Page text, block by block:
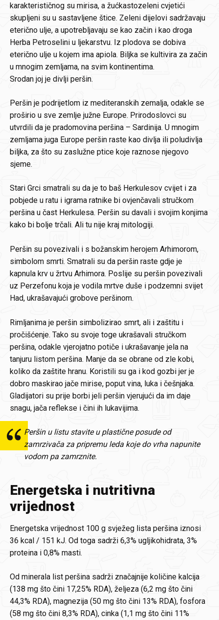
karakterističnog su mirisa, a žućkastozeleni cvjetići
skupljeni su u sastavljene štice. Zeleni dijelovi sadržavaju
eterično ulje, a upotrebljavaju se kao začin i kao droga
Herba Petroselini u ljekarstvu. Iz plodova se dobiva
eterično ulje u kojem ima apiola. Biljka se kultivira za začin
u mnogim zemljama, na svim kontinentima.
Srodan joj je divlji peršin.
Peršin je podrijetlom iz mediteranskih zemalja, odakle se
proširio u sve zemlje južne Europe. Prirodoslovci su
utvrdili da je pradomovina peršina – Sardinija. U mnogim
zemljama juga Europe peršin raste kao divlja ili poludivlja
biljka, za što su zaslužne ptice koje raznose njegovo
sjeme.
Stari Grci smatrali su da je to baš Herkulesov cvijet i za
pobjede u ratu i igrama ratnike bi ovjenčavali stručkom
peršina u čast Herkulesa. Peršin su davali i svojim konjima
kako bi bolje trčali. Ali tu nije kraj mitologiji.
Peršin su povezivali i s božanskim herojem Arhimorom,
simbolom smrti. Smatrali su da peršin raste gdje je
kapnula krv u žrtvu Arhimora. Poslije su peršin povezivali
uz Perzefonu koja je vodila mrtve duše i podzemni svijet
Had, ukrašavajući grobove peršinom.
Rimljanima je peršin simbolizirao smrt, ali i zaštitu i
pročišćenje. Tako su svoje toge ukrašavali stručkom
peršina, odakle vjerojatno potiče i ukrašavanje jela na
tanjuru listom peršina. Manje da se obrane od zle kobi,
koliko da zaštite hranu. Koristili su ga i kod gozbi jer je
dobro maskirao jače mirise, poput vina, luka i češnjaka.
Gladijatori su prije borbi jeli peršin vjerujući da im daje
snagu, jača reflekse i čini ih lukavijima.
Peršin u listu stavite u plastične posude od
zamrzivača za pripremu leda koje do vrha napunite
vodom pa zamrznite.
Energetska i nutritivna
vrijednost
Energetska vrijednost 100 g svježeg lista peršina iznosi
36 kcal / 151 kJ. Od toga sadrži 6,3% ugljikohidrata, 3%
proteina i 0,8% masti.
Od minerala list peršina sadrži značajnije količine kalcija
(138 mg što čini 17,25% RDA), željeza (6,2 mg što čini
44,3% RDA), magnezija (50 mg što čini 13% RDA), fosfora
(58 mg što čini 8,3% RDA), cinka (1,1 mg što čini 11%